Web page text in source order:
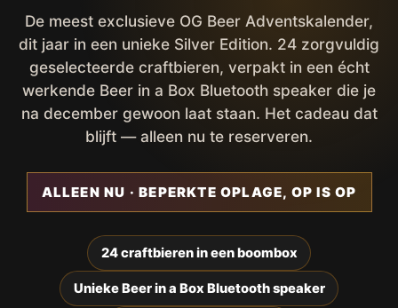
De meest exclusieve OG Beer Adventskalender,
dit jaar in een unieke Silver Edition. 24 zorgvuldig
geselecteerde craftbieren, verpakt in een écht
werkende Beer in a Box Bluetooth speaker die je
na december gewoon laat staan. Het cadeau dat
blijft — alleen nu te reserveren.
ALLEEN NU · BEPERKTE OPLAGE, OP IS OP
24 craftbieren in een boombox
Unieke Beer in a Box Bluetooth speaker